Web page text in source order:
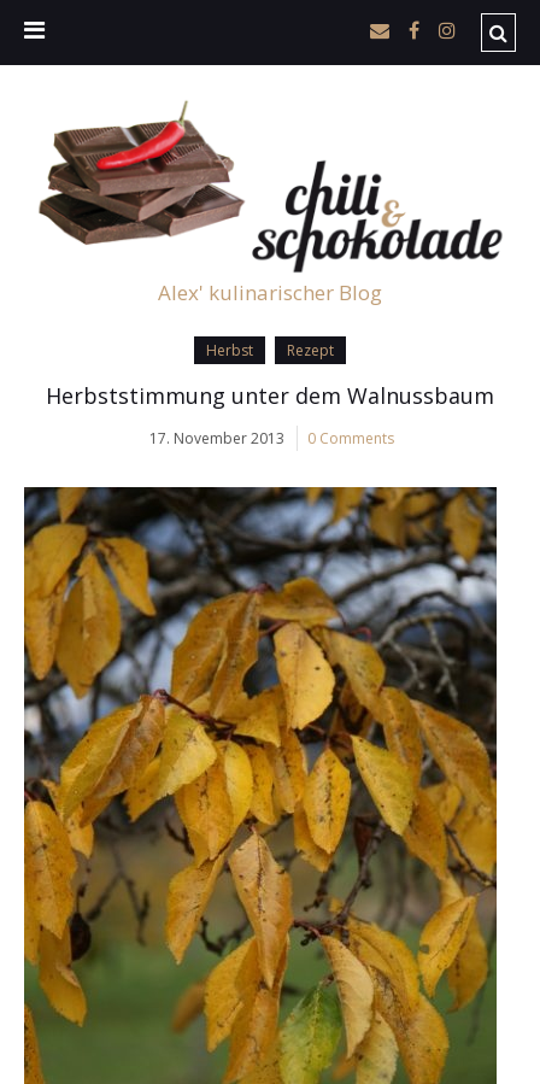
Alex' kulinarischer Blog
Herbst Rezept
Herbststimmung unter dem Walnussbaum
17. November 2013 0 Comments